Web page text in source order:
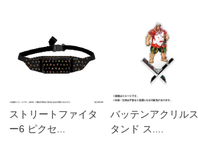
ストリートファイタ
ー6 ピクセ...
バッテンアクリルス
タンド ス....